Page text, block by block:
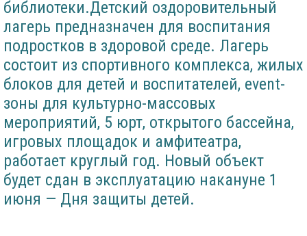
библиотеки.Детский оздоровительный
лагерь предназначен для воспитания
подростков в здоровой среде. Лагерь
состоит из спортивного комплекса, жилых
блоков для детей и воспитателей, event-
зоны для культурно-массовых
мероприятий, 5 юрт, открытого бассейна,
игровых площадок и амфитеатра,
работает круглый год. Новый объект
будет сдан в эксплуатацию накануне 1
июня — Дня защиты детей.